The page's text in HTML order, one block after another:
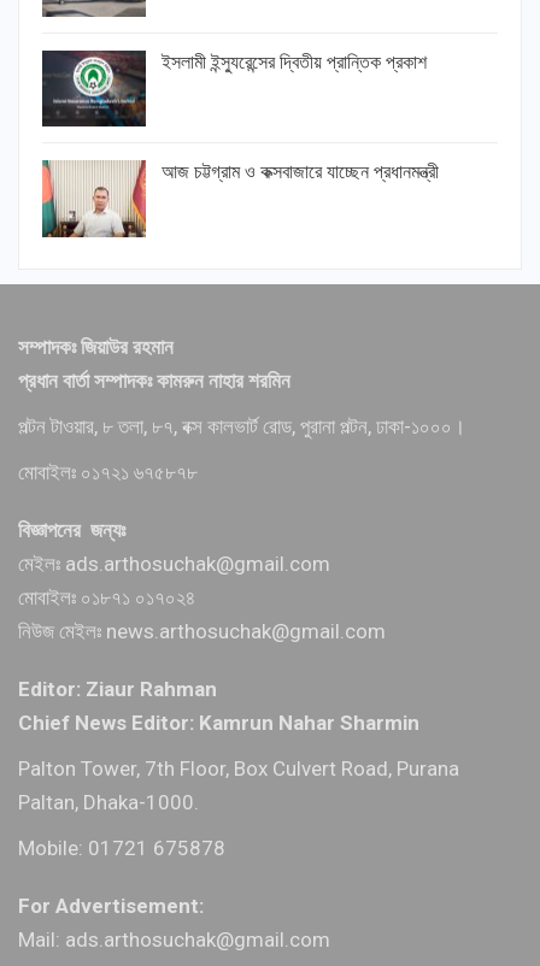
ইসলামী ইন্স্যুরেন্সের দ্বিতীয় প্রান্তিক প্রকাশ
আজ চট্টগ্রাম ও কক্সবাজারে যাচ্ছেন প্রধানমন্ত্রী
সম্পাদকঃ জিয়াউর রহমান
প্রধান বার্তা সম্পাদকঃ কামরুন নাহার শরমিন
পল্টন টাওয়ার, ৮ তলা, ৮৭, বক্স কালভার্ট রোড, পুরানা পল্টন, ঢাকা-১০০০।
মোবাইলঃ ০১৭২১ ৬৭৫৮৭৮
বিজ্ঞাপনের জন্যঃ
মেইলঃ ads.arthosuchak@gmail.com
মোবাইলঃ ০১৮৭১ ০১৭০২৪
নিউজ মেইলঃ news.arthosuchak@gmail.com
Editor: Ziaur Rahman
Chief News Editor: Kamrun Nahar Sharmin
Palton Tower, 7th Floor, Box Culvert Road, Purana
Paltan, Dhaka-1000.
Mobile: 01721 675878
For Advertisement:
Mail: ads.arthosuchak@gmail.com